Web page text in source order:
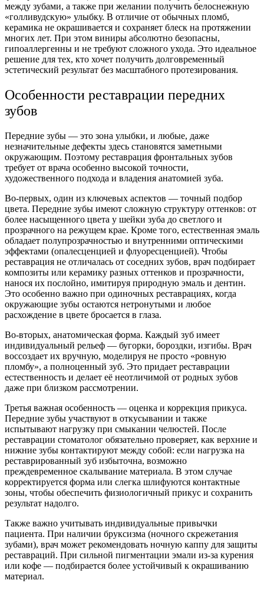
между зубами, а также при желании получить белоснежную
«голливудскую» улыбку. В отличие от обычных пломб,
керамика не окрашивается и сохраняет блеск на протяжении
многих лет. При этом виниры абсолютно безопасны,
гипоаллергенны и не требуют сложного ухода. Это идеальное
решение для тех, кто хочет получить долговременный
эстетический результат без масштабного протезирования.
Особенности реставрации передних
зубов
Передние зубы — это зона улыбки, и любые, даже
незначительные дефекты здесь становятся заметными
окружающим. Поэтому реставрация фронтальных зубов
требует от врача особенно высокой точности,
художественного подхода и владения анатомией зуба.
Во-первых, один из ключевых аспектов — точный подбор
цвета. Передние зубы имеют сложную структуру оттенков: от
более насыщенного цвета у шейки зуба до светлого и
прозрачного на режущем крае. Кроме того, естественная эмаль
обладает полупрозрачностью и внутренними оптическими
эффектами (опалесценцией и флуоресценцией). Чтобы
реставрация не отличалась от соседних зубов, врач подбирает
композиты или керамику разных оттенков и прозрачности,
нанося их послойно, имитируя природную эмаль и дентин.
Это особенно важно при одиночных реставрациях, когда
окружающие зубы остаются нетронутыми и любое
расхождение в цвете бросается в глаза.
Во-вторых, анатомическая форма. Каждый зуб имеет
индивидуальный рельеф — бугорки, бороздки, изгибы. Врач
воссоздает их вручную, моделируя не просто «ровную
пломбу», а полноценный зуб. Это придает реставрации
естественность и делает её неотличимой от родных зубов
даже при близком рассмотрении.
Третья важная особенность — оценка и коррекция прикуса.
Передние зубы участвуют в откусывании и также
испытывают нагрузку при смыкании челюстей. После
реставрации стоматолог обязательно проверяет, как верхние и
нижние зубы контактируют между собой: если нагрузка на
реставрированный зуб избыточна, возможно
преждевременное скалывание материала. В этом случае
корректируется форма или слегка шлифуются контактные
зоны, чтобы обеспечить физиологичный прикус и сохранить
результат надолго.
Также важно учитывать индивидуальные привычки
пациента. При наличии бруксизма (ночного скрежетания
зубами), врач может рекомендовать ночную каппу для защиты
реставраций. При сильной пигментации эмали из-за курения
или кофе — подбирается более устойчивый к окрашиванию
материал.